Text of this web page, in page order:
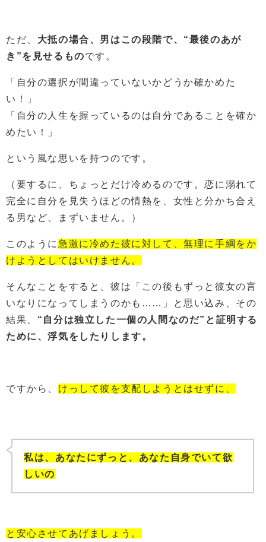
ただ、 大抵の場合、男はこの段階で、“最後のあが
き”を見せるものです。
「自分の選択が間違っていないかどうか確かめた
い！」
「自分の人生を握っているのは自分であることを確か
めたい！」
という風な思いを持つのです。
（要するに、ちょっとだけ冷めるのです。恋に溺れて
完全に自分を見失うほどの情熱を、女性と分かち合え
る男など、まずいません。）
このように 急激に冷めた彼に対して、無理に手綱をか
けようとしてはいけません。
そんなことをすると、彼は「この後もずっと彼女の言
いなりになってしまうのかも……」と思い込み、その
結果、 “自分は独立した一個の人間なのだ”と証明する
ために、浮気をしたりします。
ですから、 けっして彼を支配しようとはせずに、
私は、あなたにずっと、あなた自身でいて欲
しいの
と安心させてあげましょう。